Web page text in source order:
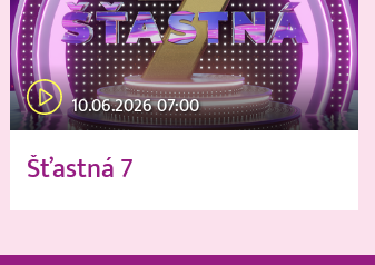
10.06.2026 07:00
Šťastná 7